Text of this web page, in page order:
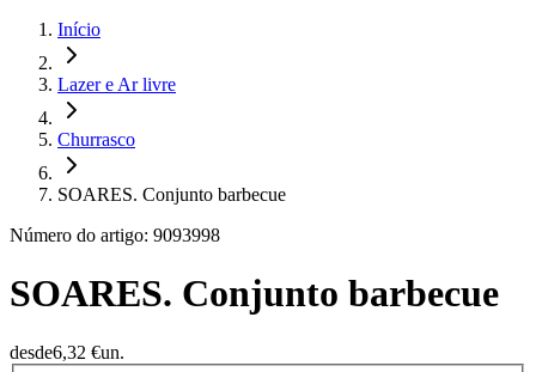
Início
Lazer e Ar livre
Churrasco
SOARES. Conjunto barbecue
Número do artigo: 9093998
SOARES. Conjunto barbecue
desde6,32 €un.